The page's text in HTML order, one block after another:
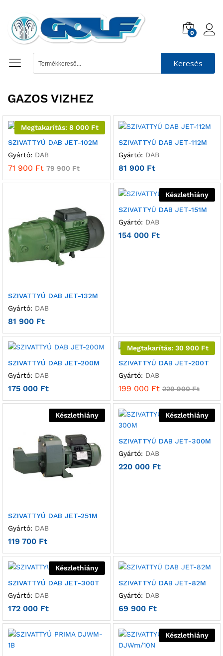
0
Keresés
GAZOS VIZHEZ
Megtakarítás: 8 000 Ft
SZIVATTYÚ DAB JET-102M
Gyártó: DAB
71 900 Ft 79 900Ft
SZIVATTYÚ DAB JET-112M
Gyártó: DAB
81 900 Ft
SZIVATTYÚ DAB JET-132M
Gyártó: DAB
81 900 Ft
Készlethiány
SZIVATTYÚ DAB JET-151M
Gyártó: DAB
154 000 Ft
SZIVATTYÚ DAB JET-200M
Gyártó: DAB
175 000 Ft
Megtakarítás: 30 900 Ft
SZIVATTYÚ DAB JET-200T
Gyártó: DAB
199 000 Ft 229 900Ft
Készlethiány
SZIVATTYÚ DAB JET-251M
Gyártó: DAB
119 700 Ft
Készlethiány
SZIVATTYÚ DAB JET-300M
Gyártó: DAB
220 000 Ft
Készlethiány
SZIVATTYÚ DAB JET-300T
Gyártó: DAB
172 000 Ft
SZIVATTYÚ DAB JET-82M
Gyártó: DAB
69 900 Ft
Készlethiány